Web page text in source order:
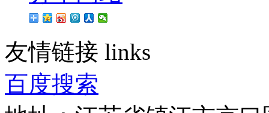
友情链接 links
百度搜索